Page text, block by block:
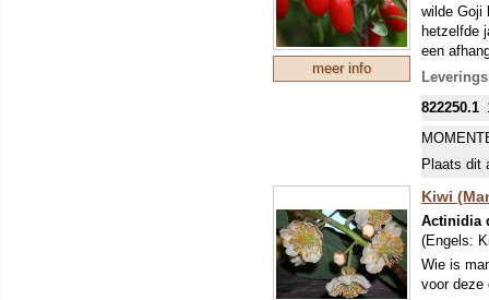
meer info
wilde Goji
hetzelfde
een
822250.1
Plaats dit
Kiwi
Actinidia
(Engels:
Wie is
voor deze